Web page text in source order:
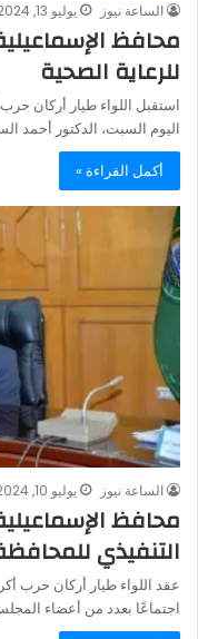
الساعة نيوز يوليو 13, 2024
محافظ
للرعاية الصحية
استقبل اللواء طيار أركان
اليوم السبت، الدكتور أحمد
أكمل القراءة »
الساعة نيوز يوليو 10, 2024
محافظ
التنفيذي
عقد اللواء طيار أركان حرب
اجتماعًا بعدد من أعضاء